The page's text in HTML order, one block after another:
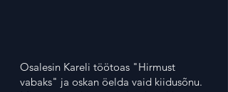
Osalesin Kareli töötoas "Hirmust
vabaks" ja oskan öelda vaid kiidusõnu.